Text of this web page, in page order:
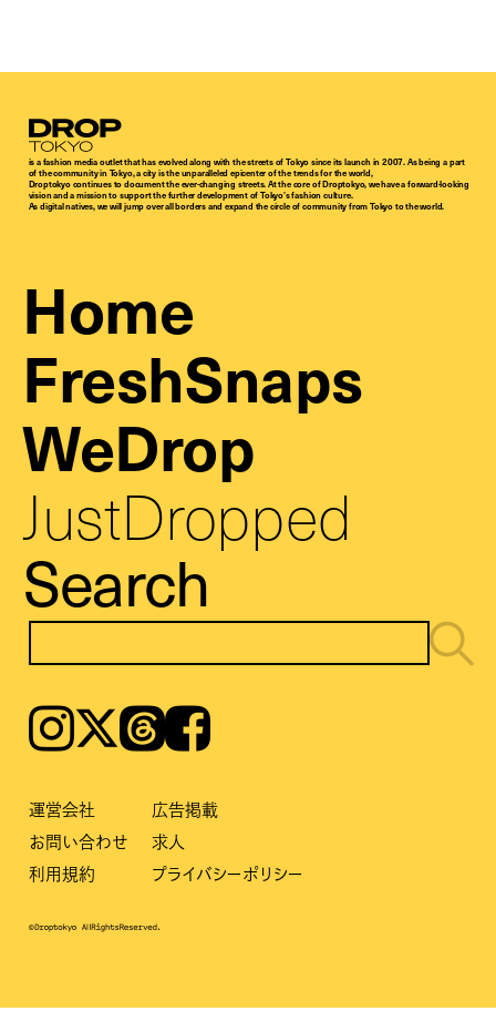
Droptokyo
is a fashion media outlet that has evolved along with the streets of Tokyo since its launch in 2007. As being a part
of the community in Tokyo, a city is the unparalleled epicenter of the trends for the world,
Droptokyo continues to document the ever-changing streets. At the core of Droptokyo, we have a forward-looking
vision and a mission to support the further development of Tokyo’s fashion culture.
As digital natives, we will jump over all borders and expand the circle of community from Tokyo to the world.
Home
FreshSnaps
WeDrop
JustDropped
Search
Instagram𝕏ThreadsFacebook
運営会社
広告掲載
お問い合わせ
求人
利用規約
プライバシーポリシー